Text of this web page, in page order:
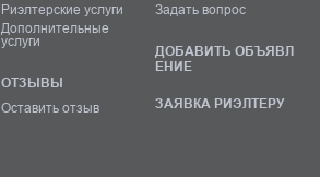
Риэлтерские услуги
Дополнительные
услуги
ОТЗЫВЫ
Оставить отзыв
Задать вопрос
ДОБАВИТЬ ОБЪЯВЛ
ЕНИЕ
ЗАЯВКА РИЭЛТЕРУ